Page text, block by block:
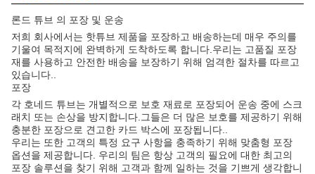
론드 튜브 의 포장 및 운송
저희 회사에서는 핫튜브 제품을 포장하고 배송하는데 매우 주의를
기울여 목적지에 완벽하게 도착하도록 합니다.우리는 고품질 포장
재를 사용하고 안전한 배송을 보장하기 위해 엄격한 절차를 따르고
있습니다..
포장
각 호네드 튜브는 개별적으로 보호 재료로 포장되어 운송 중에 스크
래치 또는 손상을 방지합니다.그들은 더 많은 보호를 제공하기 위해
충분한 포장으로 견고한 카드 박스에 포장됩니다..
우리는 또한 고객의 특정 요구 사항을 충족하기 위해 맞춤형 포장
옵션을 제공합니다. 우리의 팀은 항상 고객의 필요에 대한 최고의
포장 솔루션을 찾기 위해 고객과 함께 일하는 것을 기쁘게 생각합니